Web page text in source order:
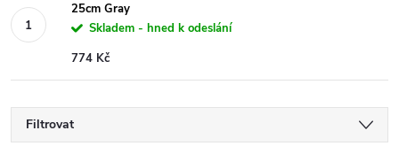
25cm Gray
Skladem - hned k odeslání
774 Kč
Filtrovat